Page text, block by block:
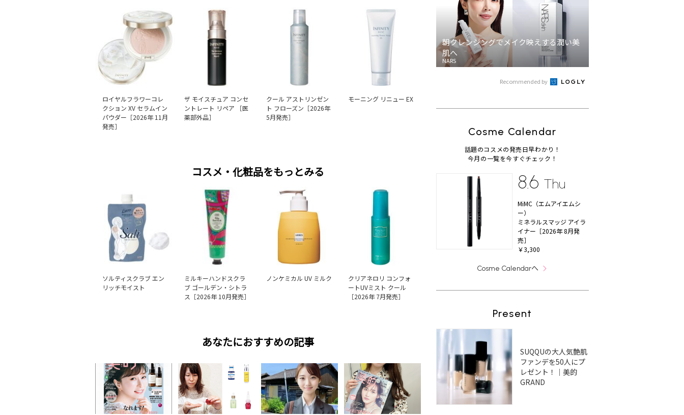
ロイヤルフラワーコレ
クション XV セラムイン
パウダー［2026年 11月
発売］
ザ モイスチュア コンセ
ントレート リペア ［医
薬部外品］
クール アストリンゼン
ト フローズン［2026年
5月発売］
モーニング リニュー EX
コスメ・化粧品をもっとみる
ソルティスクラブ エン
リッチモイスト
ミルキーハンドスクラ
ブ ゴールデン・シトラ
ス［2026年 10月発売］
ノンケミカル UV ミルク
クリアネロリ コンフォ
ートUVミスト クール
［2026年 7月発売］
あなたにおすすめの記事
朝クレンジングでメイク映えする潤い美
肌へ
NARS
Recommended by
Cosme Calendar
話題のコスメの発売日早わかり！
今月の一覧を今すぐチェック！
8.6 Thu
MiMC（エムアイエムシ
ー）
ミネラルスマッジ アイラ
イナー［2026年 8月発
売］
￥3,300
Cosme Calendarへ
Present
SUQQUの大人気艶肌
ファンデを50人にプ
レゼント！｜美的
GRAND